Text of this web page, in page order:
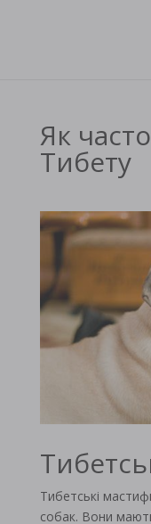
Як
Тибету
Тибетські
собак. Вони